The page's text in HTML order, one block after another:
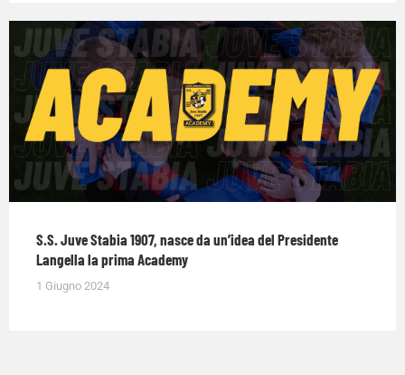
S.S. Juve Stabia 1907, nasce da un’idea del Presidente
Langella la prima Academy
1 Giugno 2024